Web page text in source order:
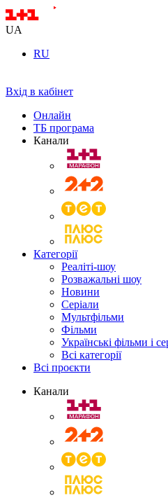
UA
RU
Вхід в кабінет
Онлайн
ТБ програма
Канали
Категорії
Реаліті-шоу
Розважальні шоу
Новини
Серіали
Мультфільми
Фільми
Українські фільми і
Всі категорії
Всі проєкти
Канали